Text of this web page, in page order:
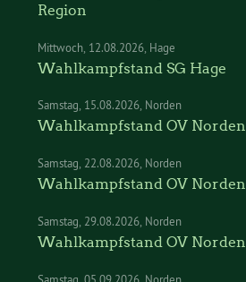
Region
Mittwoch 12.08.2026 Hage
Wahlkampfstand SG Hage
Samstag 15.08.2026 Norden
Wahlkampfstand OV Norden
Samstag 22.08.2026 Norden
Wahlkampfstand OV Norden
Samstag 29.08.2026 Norden
Wahlkampfstand OV Norden